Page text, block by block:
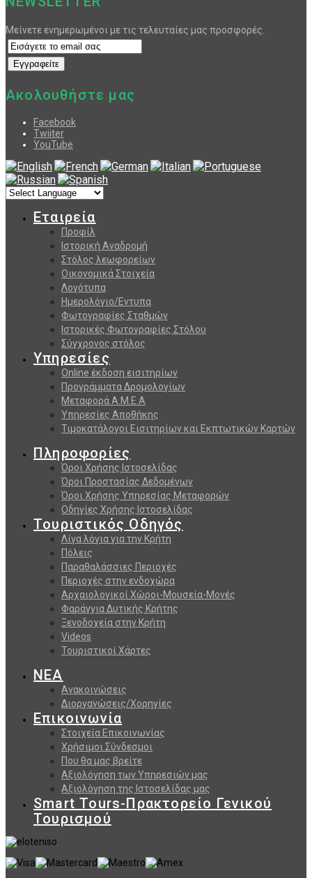
Μείνετε ενημερωμένοι με τις τελευταίες μας προσφορές.
Ακολουθήστε μας
Facebook
Twiiter
YouTube
Εταιρεία
Προφίλ
Ιστορική Αναδρομή
Στόλος λεωφορείων
Οικονομικά Στοιχεία
Λογότυπα
Ημερολόγιο/Εντυπα
Φωτογραφίες Σταθμών
Ιστορικές Φωτογραφίες Στόλου
Σύγχρονος στόλος
Υπηρεσίες
Online έκδοση εισιτηρίων
Προγράμματα Δρομολογίων
Μεταφορά Α.Μ.Ε.Α
Υπηρεσίες Αποθήκης
Τιμοκατάλογοι Εισιτηρίων και Εκπτωτικών Καρτών
Πληροφορίες
Όροι Χρήσης Ιστοσελίδας
Όροι Προστασίας Δεδομένων
Όροι Χρήσης Υπηρεσίας Μεταφορών
Οδηγίες Χρήσης Ιστοσελίδας
Τουριστικός Οδηγός
Λίγα λόγια για την Κρήτη
Πόλεις
Παραθαλάσσιες Περιοχές
Περιοχές στην ενδοχώρα
Αρχαιολογικοί Χώροι-Μουσεία-Μονές
Φαράγγια Δυτικής Κρήτης
Ξενοδοχεία στην Κρήτη
Videos
Τουριστικοί Χάρτες
ΝΕΑ
Ανακοινώσεις
Διοργανώσεις/Χορηγίες
Επικοινωνία
Στοιχεία Επικοινωνίας
Χρήσιμοι Σύνδεσμοι
Που θα μας βρείτε
Αξιολόγηση των Υπηρεσιών μας
Αξιολόγηση της Ιστοσελίδας μας
Smart Tours-Πρακτορείο Γενικού
Τουρισμού